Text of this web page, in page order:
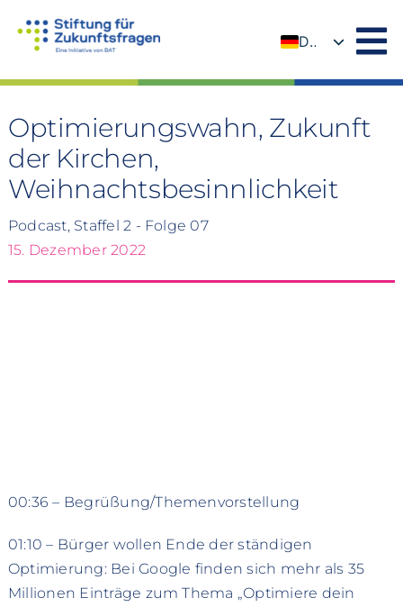
Inhalt
DE
Optimierungswahn, Zukunft
der Kirchen,
Weihnachtsbesinnlichkeit
Podcast, Staffel 2 - Folge 07
15. Dezember 2022
00:36 – Begrüßung/Themenvorstellung
01:10 – Bürger wollen Ende der ständigen
Optimierung: Bei Google finden sich mehr als 35
Millionen Einträge zum Thema „Optimiere dein